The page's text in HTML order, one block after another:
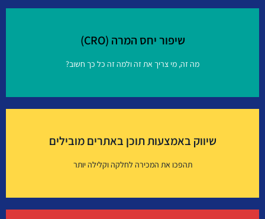
שיפור יחס המרה (CRO)
מה זה, מי צריך את זה ולמה זה כל כך חשוב?
שיווק באמצעות תוכן באתרים מובילים
תהפכו את המכירה לחלקה וקלילה יותר